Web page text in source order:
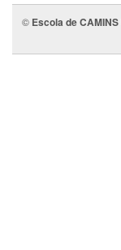
© Escola de CAMINS